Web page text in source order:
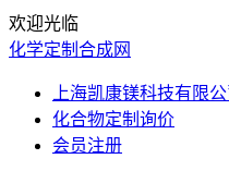
欢迎光临
化学定制合成网
上海凯康镁科技有限
化合物定制询价
会员注册